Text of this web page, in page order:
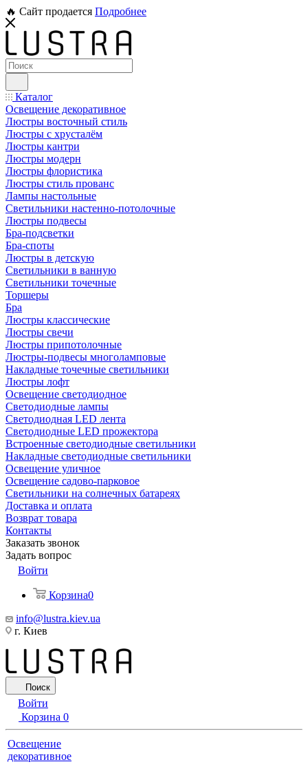
🔥 Сайт продается Подробнее
Каталог
Освещение декоративное
Люстры восточный стиль
Люстры с хрусталём
Люстры кантри
Люстры модерн
Люстры флористика
Люстры стиль прованс
Лампы настольные
Светильники настенно-потолочные
Люстры подвесы
Бра-подсветки
Бра-споты
Люстры в детскую
Светильники в ванную
Светильники точечные
Торшеры
Бра
Люстры классические
Люстры свечи
Люстры припотолочные
Люстры-подвесы многоламповые
Накладные точечные светильники
Люстры лофт
Освещение светодиодное
Светодиодные лампы
Светодиодная LED лента
Светодиодные LED прожектора
Встроенные светодиодные светильники
Накладные светодиодные светильники
Освещение уличное
Освещение садово-парковое
Светильники на солнечных батареях
Доставка и оплата
Возврат товара
Контакты
Заказать звонок
Задать вопрос
Войти
Корзина0
info@lustra.kiev.ua
г. Киев
Поиск
Войти
Корзина 0
Освещение
декоративное